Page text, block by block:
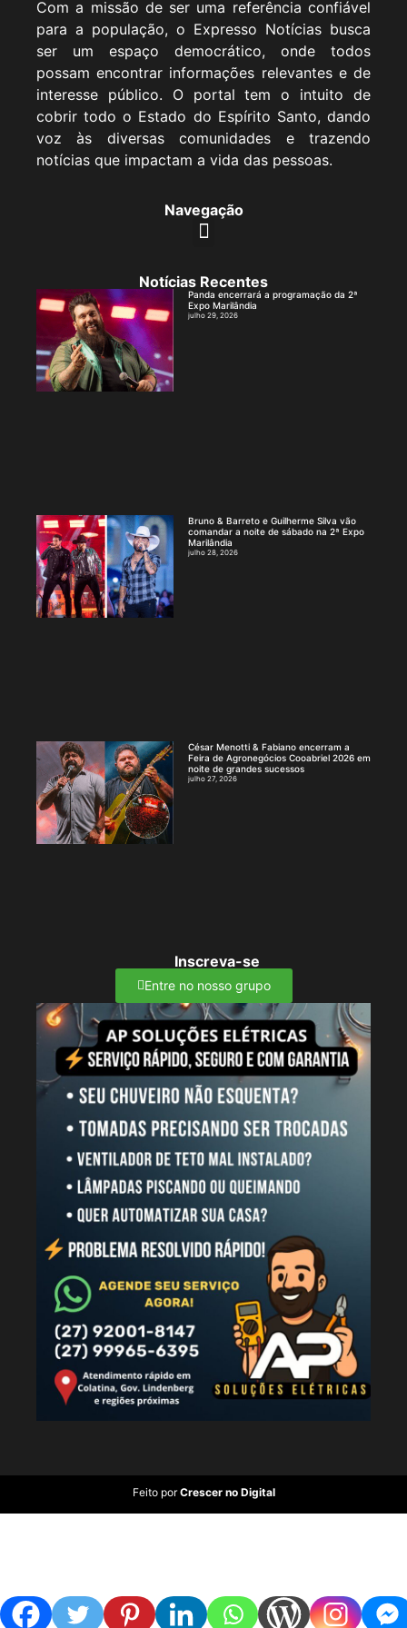
Com a missão de ser uma referência confiável
para a população, o Expresso Notícias busca
ser um espaço democrático, onde todos
possam encontrar informações relevantes e de
interesse público. O portal tem o intuito de
cobrir todo o Estado do Espírito Santo, dando
voz às diversas comunidades e trazendo
notícias que impactam a vida das pessoas.
Navegação
Notícias Recentes
Panda encerrará a programação da 2ª
Expo Marilândia
julho 29, 2026
Bruno & Barreto e Guilherme Silva vão
comandar a noite de sábado na 2ª Expo
Marilândia
julho 28, 2026
César Menotti & Fabiano encerram a
Feira de Agronegócios Cooabriel 2026 em
noite de grandes sucessos
julho 27, 2026
Inscreva-se
Entre no nosso grupo
Feito por Crescer no Digital